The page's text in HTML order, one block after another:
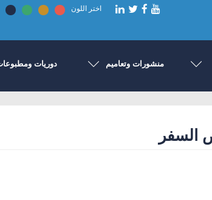
اختر اللون
منشورات وتعاميم دوريات